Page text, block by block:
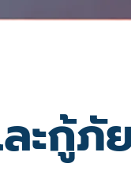
ะกู้ภั